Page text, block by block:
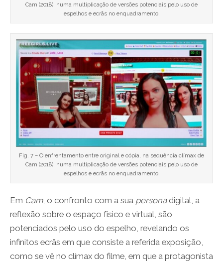
Cam (2018), numa multiplicação de versões potenciais pelo uso de
espelhos e ecrãs no enquadramento.
Fig. 7 – O enfrentamento entre original e cópia, na sequência clímax de
Cam (2018), numa multiplicação de versões potenciais pelo uso de
espelhos e ecrãs no enquadramento.
Em Cam, o confronto com a sua personadigital, a
reflexão sobre o espaço físico e virtual, são
potenciados pelo uso do espelho, revelando os
infinitos ecrãs em que consiste a referida exposição,
como se vê no clímax do filme, em que a protagonista